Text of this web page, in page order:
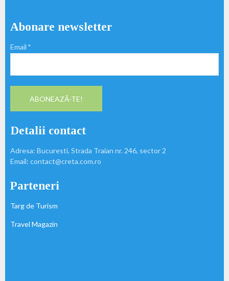
Abonare newsletter
Email *
Detalii contact
Adresa: Bucuresti, Strada Traian nr. 246, sector 2
Email: contact@creta.com.ro
Parteneri
Targ de Turism
Travel Magazin